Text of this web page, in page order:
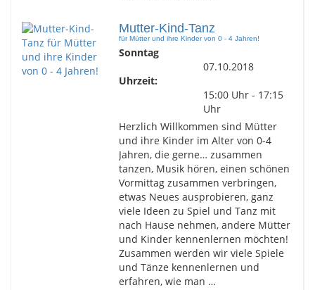
Mutter-Kind-Tanz
für Mütter und ihre Kinder von 0 - 4 Jahren!
Sonntag
07.10.2018
Uhrzeit:
15:00 Uhr - 17:15
Uhr
Herzlich Willkommen sind Mütter
und ihre Kinder im Alter von 0-4
Jahren, die gerne… zusammen
tanzen, Musik hören, einen schönen
Vormittag zusammen verbringen,
etwas Neues ausprobieren, ganz
viele Ideen zu Spiel und Tanz mit
nach Hause nehmen, andere Mütter
und Kinder kennenlernen möchten!
Zusammen werden wir viele Spiele
und Tänze kennenlernen und
erfahren, wie man …